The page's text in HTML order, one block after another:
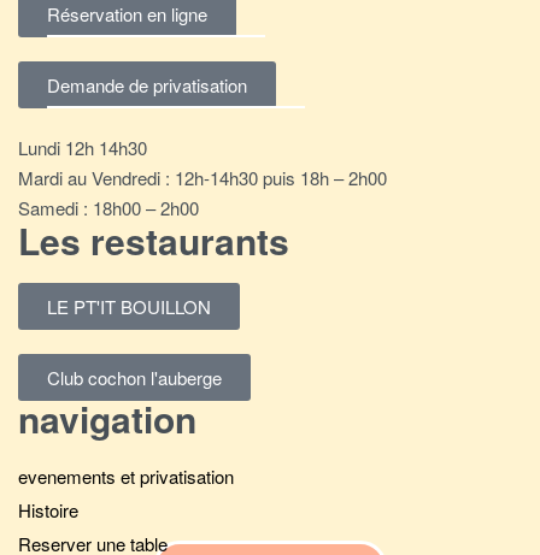
Réservation en ligne
Demande de privatisation
Lundi 12h 14h30
Mardi au Vendredi : 12h-14h30 puis 18h – 2h00
Samedi : 18h00 – 2h00
Les restaurants
LE PT'IT BOUILLON
Club cochon l'auberge
navigation
evenements et privatisation
Histoire
Reserver une table